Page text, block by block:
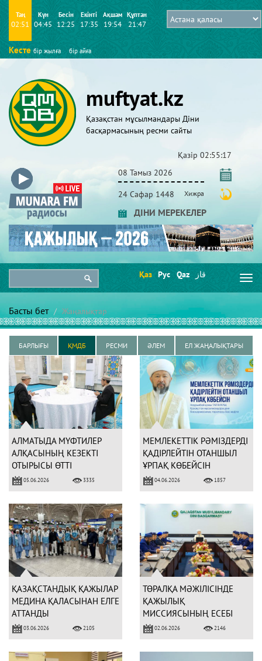
Таң
02:51
Күн
04:45
Бесін
12:25
Екінті
17:35
Ақшам
19:54
Құптан
21:47
Кесте бір жылға бір айға
muftyat.kz
Қазақстан мұсылмандары Діни
басқармасының ресми сайты
Қазір 02:55:18
08 Тамыз 2026
24 Сафар 1448 Хижра
ДІНИ МЕРЕКЕЛЕР
Қаз Рус Qaz قاز
Басты бет Жаңалықтар
БАРЛЫҒЫ ҚМДБ РЕСМИ ӘЛЕМ ЕЛ ЖАҢАЛЫҚТАРЫ
АЛМАТЫДА МҮФТИЛЕР
АЛҚАСЫНЫҢ КЕЗЕКТІ
ОТЫРЫСЫ ӨТТІ
05.06.2026 3335
МЕМЛЕКЕТТІК РӘМІЗДЕРДІ
ҚАДІРЛЕЙТІН ОТАНШЫЛ
ҰРПАҚ КӨБЕЙСІН
04.06.2026 1857
ҚАЗАҚСТАНДЫҚ ҚАЖЫЛАР
МЕДИНА ҚАЛАСЫНАН ЕЛГЕ
АТТАНДЫ
03.06.2026 2105
ТӨРАЛҚА МӘЖІЛІСІНДЕ
ҚАЖЫЛЫҚ
МИССИЯСЫНЫҢ ЕСЕБІ
ТЫҢДАЛДЫ
02.06.2026 2146